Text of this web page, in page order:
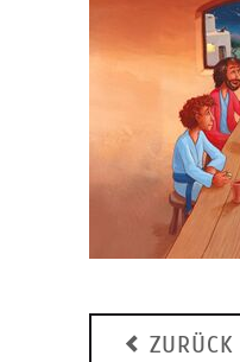
ZURÜCK